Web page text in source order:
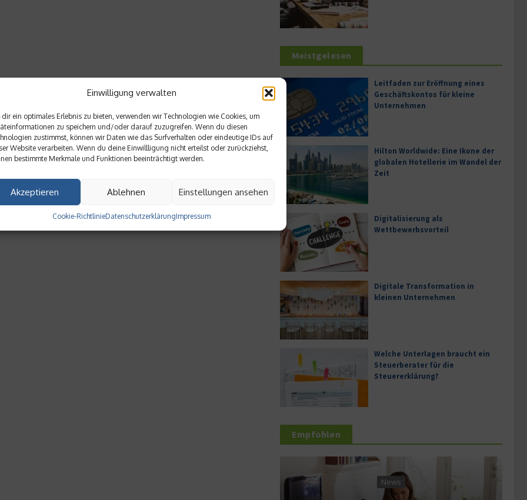
Einwilligung verwalten
dir ein optimales Erlebnis zu bieten, verwenden wir Technologien wie Cookies, um
zu speichern und/oder darauf zuzugreifen. Wenn du diesen
zustimmst, können wir Daten wie das Surfverhalten oder eindeutige IDs auf
Website verarbeiten. Wenn du deine Einwillligung nicht erteilst oder zurückziehst,
bestimmte Merkmale und Funktionen beeinträchtigt werden.
Akzeptieren Ablehnen Einstellungen ansehen
Cookie-RichtlinieDatenschutzerklärungImpressum
Meistgelesen
Leitfaden zur Eröffnung eines
Geschäftskontos für kleine
Unternehmen
Hilton Worldwide: Eine Ikone der
globalen Hotellerie im Wandel der
Zeit
Digitalisierung als
Wettbewerbsvorteil
Digitale Transformation in
kleinen Unternehmen
Welche Unterlagen braucht ein
Steuerberater für die
Steuererklärung?
Empfohlen
News